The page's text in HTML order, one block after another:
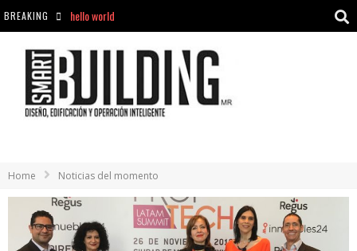
BREAKING
hello world
Home Noticias del momento